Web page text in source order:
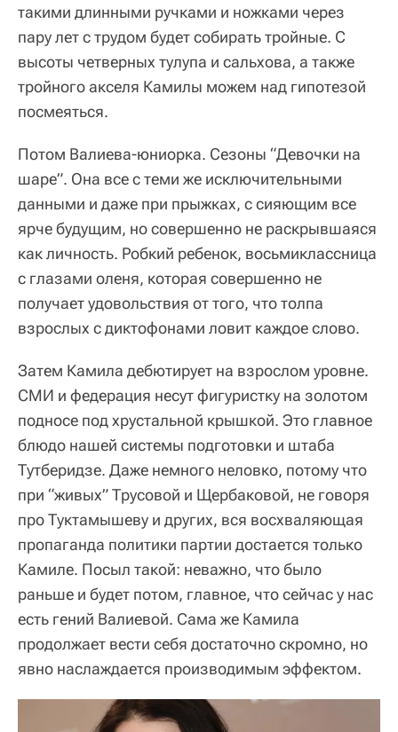
такими длинными ручками и ножками через
пару лет с трудом будет собирать тройные. С
высоты четверных тулупа и сальхова, а также
тройного акселя Камилы можем над гипотезой
посмеяться.
Потом Валиева-юниорка. Сезоны “Девочки на
шаре”. Она все с теми же исключительными
данными и даже при прыжках, с сияющим все
ярче будущим, но совершенно не раскрывшаяся
как личность. Робкий ребенок, восьмиклассница
с глазами оленя, которая совершенно не
получает удовольствия от того, что толпа
взрослых с диктофонами ловит каждое слово.
Затем Камила дебютирует на взрослом уровне.
СМИ и федерация несут фигуристку на золотом
подносе под хрустальной крышкой. Это главное
блюдо нашей системы подготовки и штаба
Тутберидзе. Даже немного неловко, потому что
при “живых” Трусовой и Щербаковой, не говоря
про Туктамышеву и других, вся восхваляющая
пропаганда политики партии достается только
Камиле. Посыл такой: неважно, что было
раньше и будет потом, главное, что сейчас у нас
есть гений Валиевой. Сама же Камила
продолжает вести себя достаточно скромно, но
явно наслаждается производимым эффектом.